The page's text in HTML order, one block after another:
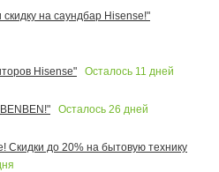
на саундбар Hisense!"
Hisense"
Осталось 11 дней
Осталось 26 дней
до 20% на бытовую технику